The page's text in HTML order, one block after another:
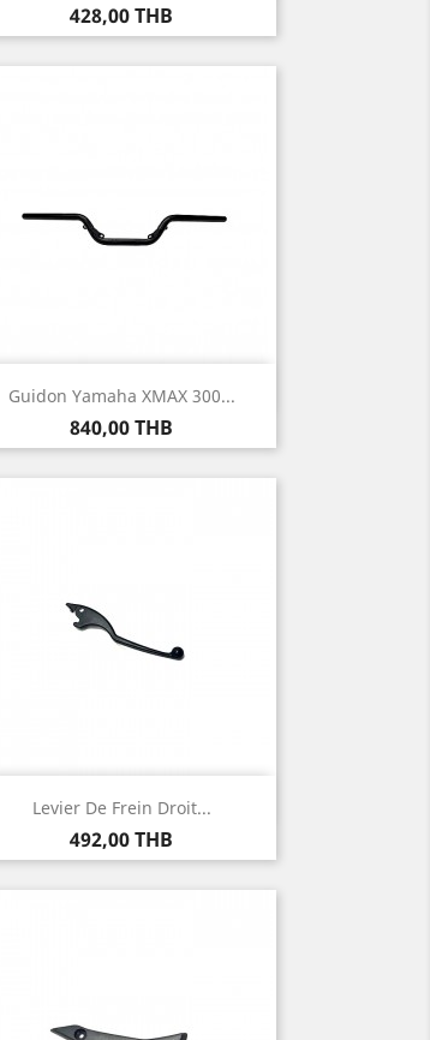
Prix
428,00 THB
Guidon Yamaha XMAX 300...
Prix
840,00 THB
 Aperçu rapide
Levier De Frein Droit...
Prix
492,00 THB
Aperçu rapide